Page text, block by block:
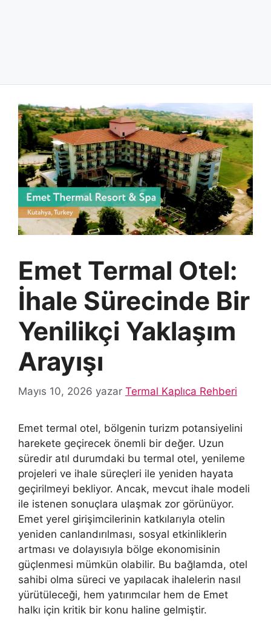
Emet Termal Otel:
İhale Sürecinde Bir
Yenilikçi Yaklaşım
Arayışı
Mayıs 10, 2026 yazar Termal Kaplıca Rehberi
Emet termal otel, bölgenin turizm potansiyelini
harekete geçirecek önemli bir değer. Uzun
süredir atıl durumdaki bu termal otel, yenileme
projeleri ve ihale süreçleri ile yeniden hayata
geçirilmeyi bekliyor. Ancak, mevcut ihale modeli
ile istenen sonuçlara ulaşmak zor görünüyor.
Emet yerel girişimcilerinin katkılarıyla otelin
yeniden canlandırılması, sosyal etkinliklerin
artması ve dolayısıyla bölge ekonomisinin
güçlenmesi mümkün olabilir. Bu bağlamda, otel
sahibi olma süreci ve yapılacak ihalelerin nasıl
yürütüleceği, hem yatırımcılar hem de Emet
halkı için kritik bir konu haline gelmiştir.